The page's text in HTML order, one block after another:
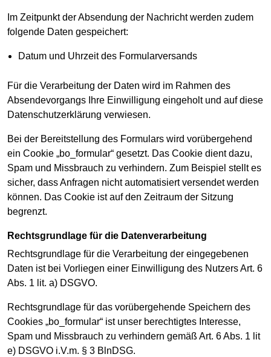
Im Zeitpunkt der Absendung der Nachricht werden zudem
folgende Daten gespeichert:
Datum und Uhrzeit des Formularversands
Für die Verarbeitung der Daten wird im Rahmen des
Absendevorgangs Ihre Einwilligung eingeholt und auf diese
Datenschutzerklärung verwiesen.
Bei der Bereitstellung des Formulars wird vorübergehend
ein Cookie „bo_formular“ gesetzt. Das Cookie dient dazu,
Spam und Missbrauch zu verhindern. Zum Beispiel stellt es
sicher, dass Anfragen nicht automatisiert versendet werden
können. Das Cookie ist auf den Zeitraum der Sitzung
begrenzt.
Rechtsgrundlage für die Datenverarbeitung
Rechtsgrundlage für die Verarbeitung der eingegebenen
Daten ist bei Vorliegen einer Einwilligung des Nutzers Art. 6
Abs. 1 lit. a) DSGVO.
Rechtsgrundlage für das vorübergehende Speichern des
Cookies „bo_formular“ ist unser berechtigtes Interesse,
Spam und Missbrauch zu verhindern gemäß Art. 6 Abs. 1 lit
e) DSGVO i.V.m. § 3 BlnDSG.